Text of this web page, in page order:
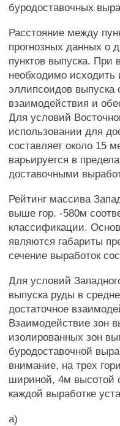
буродоставочных
Расстояние между
прогнозных данных о
пунктов выпуска. При
необходимо исходить
эллипсоидов выпуска
взаимодействия и
Для условий
использовании для
составляет около 15
варьируется в
доставочными
Рейтинг массива
выше гор. -580м
классификации.
являются габариты
сечение выработок
Для условий
выпуска руды в
достаточное
Взаимодействие зон
изолированных зон
буродоставочной
внимание, на трех
шириной, 4м высотой
каждой выработке
а)